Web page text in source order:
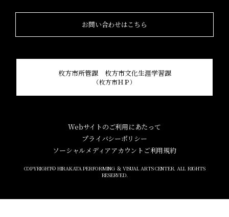
お問い合わせはこちら
枚方市所管課 枚方市文化生涯学習課
（枚方市ＨＰ）
Webサイトのご利用にあたって
プライバシーポリシー
ソーシャルメディアアカウントご利用規約
COPYRIGHT© HIRAKATA PERFORMING ＆ VISUAL ARTS CENTER. ALL RIGHTS
RESERVED.